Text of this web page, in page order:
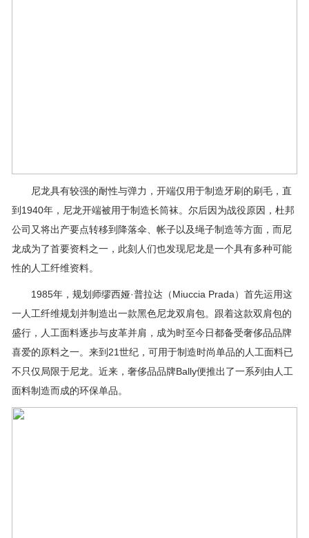
尼龙具有较强的耐性与弹力，开端仅用于制造牙刷的刷毛，直
到1940年，尼龙开端被用于制造长筒袜。尔后因为战役原因，杜邦
公司又将出产要点转移到降落伞、帐子以及绳子制造等方面，而尼
龙成为了首要资料之一，此刻人们也发现尼龙是一个具有多种可能
性的人工纤维资料。
1985年，规划师缪西娅·普拉达（Miuccia Prada）首先运用这
一人工纤维规划并制造出一款黑色尼龙双肩包。跟着这款双肩包的
盛行，人工面料逐步与皮革并肩，成为时至今日都备受奢侈品品牌
喜爱的原料之一。来到21世纪，可用于制造时尚单品的人工面料已
不只仅局限于尼龙。近来，奢侈品品牌Bally便推出了一系列由人工
面料制造而成的环保单品。